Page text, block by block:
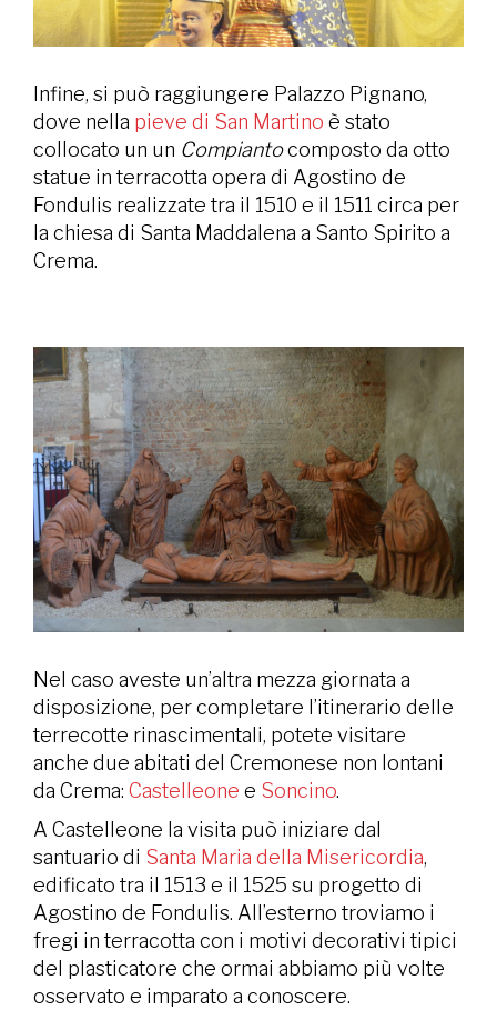
Infine, si può raggiungere Palazzo Pignano,
dove nella pieve di San Martino è stato
collocato un un Compiantocomposto da otto
statue in terracotta opera di Agostino de
Fondulis realizzate tra il 1510 e il 1511 circa per
la chiesa di Santa Maddalena a Santo Spirito a
Crema.
Nel caso aveste un’altra mezza giornata a
disposizione, per completare l’itinerario delle
terrecotte rinascimentali, potete visitare
anche due abitati del Cremonese non lontani
da Crema: Castelleone e Soncino.
A Castelleone la visita può iniziare dal
santuario di Santa Maria della Misericordia,
edificato tra il 1513 e il 1525 su progetto di
Agostino de Fondulis. All’esterno troviamo i
fregi in terracotta con i motivi decorativi tipici
del plasticatore che ormai abbiamo più volte
osservato e imparato a conoscere.